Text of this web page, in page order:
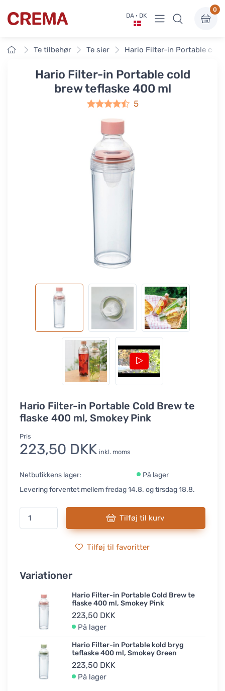
Crema DA · DK Vis undermenu
0
ForsideTe tilbehør Te sier Hario Filter-in Portable
Hario Filter-in Portable cold
brew teflaske 400 ml
5
Hario Filter-in Portable Cold Brew te
flaske 400 ml, Smokey Pink
Pris
223,50 DKK inkl. moms
Netbutikkens lager:
På lager
Levering forventet mellem fredag 14.8. og tirsdag 18.8.
Tilføj til kurv
Tilføj til favoritter
Variationer
Hario Filter-in Portable Cold Brew te
flaske 400 ml, Smokey Pink
223,50 DKK
På lager
Hario Filter-in Portable kold bryg
teflaske 400 ml, Smokey Green
223,50 DKK
På lager